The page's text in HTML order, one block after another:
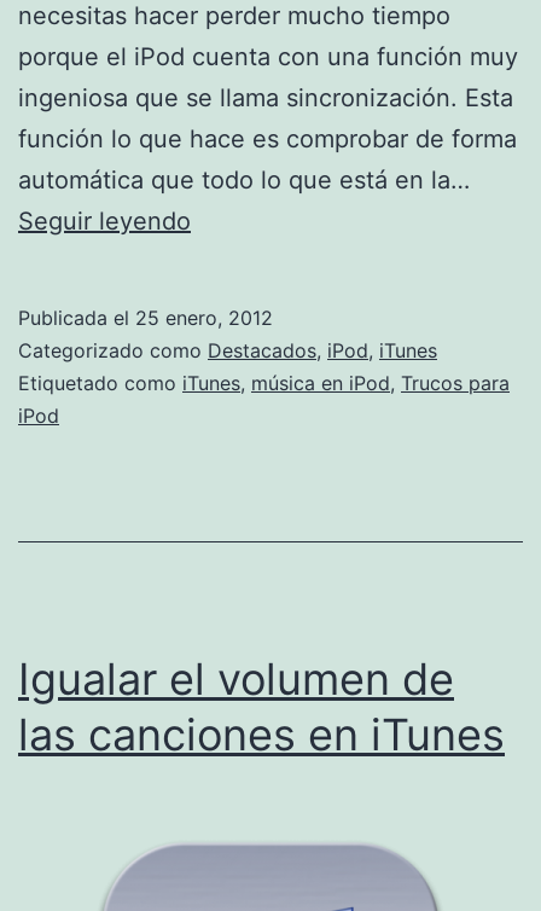
necesitas hacer perder mucho tiempo
porque el iPod cuenta con una función muy
ingeniosa que se llama sincronización. Esta
función lo que hace es comprobar de forma
automática que todo lo que está en la…
Seguir leyendo
primera
vez
o
Publicada el 25 enero, 2012
Categorizado como Destacados, iPod, iTunes
Etiquetado como iTunes, música en iPod, Trucos para
iPod
Igualar el volumen de
las canciones en iTunes